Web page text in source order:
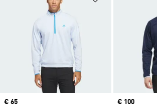
Price
€ 65
Price
€ 100